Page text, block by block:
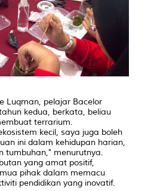
Luqman, pelajar Bacelor
kedua, berkata, beliau
terrarium.
kecil, saya juga boleh
ini dalam kehidupan harian,
tumbuhan," menurutnya.
yang amat positif,
pihak dalam memacu
pendidikan yang inovatif.